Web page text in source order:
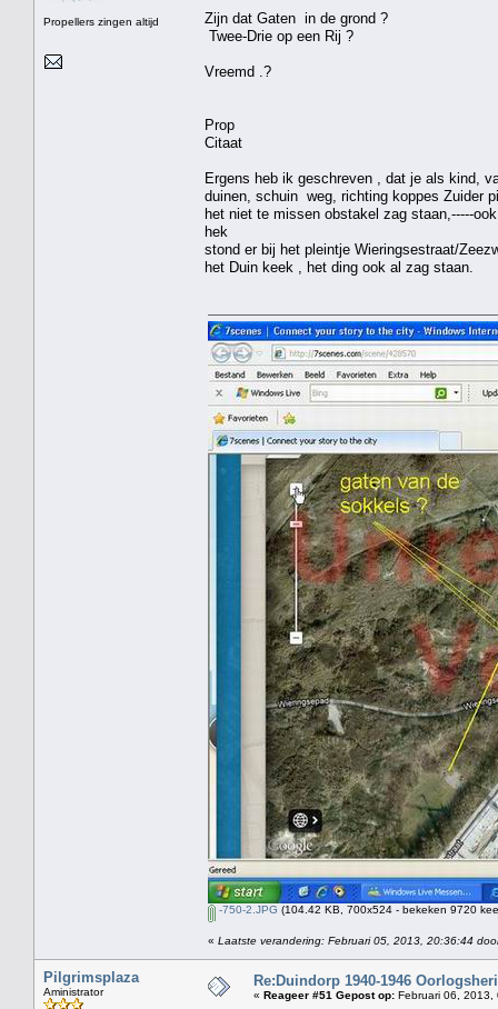
Propellers zingen altijd
Zijn dat Gaten in de grond ?
Twee-Drie op een Rij ?
Vreemd .?
Prop
Citaat
Ergens heb ik geschreven , dat je als kind,
duinen, schuin weg, richting koppes Zuider
het niet te missen obstakel zag staan,-----
hek
stond er bij het pleintje Wieringsestraat/
het Duin keek , het ding ook al zag staan.
-750-2.JPG (104.42 KB, 700x524 - bekeken 9720
« Laatste verandering: Februari 05, 2013, 20:36:44
Pilgrimsplaza
Aministrator
Re:Duindorp 1940-1946
« Reageer #51 Gepost op: Februari 06, 2013,